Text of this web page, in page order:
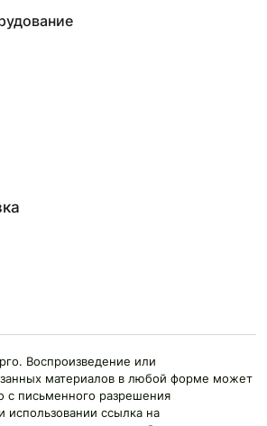
Воспроизведение или
материалов в любой форме может
с письменного разрешения
использовании ссылка на